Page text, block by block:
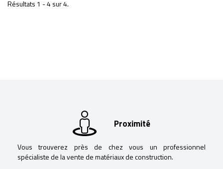
Résultats 1 - 4 sur 4.
Proximité
Vous trouverez près de chez vous un professionnel
spécialiste de la vente de matériaux de construction.